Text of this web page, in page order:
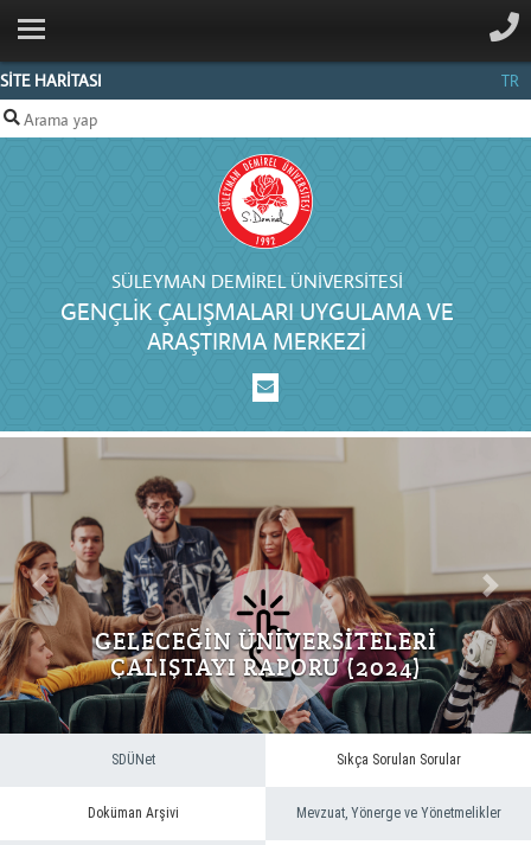
SİTE HARİTASI TR
SÜLEYMAN DEMIREL ÜNIVERSITESI
GENÇLIK ÇALIŞMALARI UYGULAMA VE
ARAŞTIRMA MERKEZI
ANA SAYFA
KURUMSAL
ARAŞTIRMALARIMIZ
GELECEĞİN ÜNİVERSİTELERİ
ÇALIŞTAYI RAPORU (2024)
Önceki
SDÜNet Sıkça Sorulan Sorular
Doküman Arşivi Mevzuat, Yönerge ve Yönetmelikler